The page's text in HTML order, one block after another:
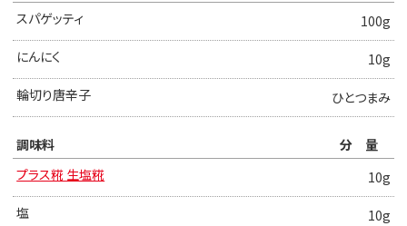
スパゲッティ
100g
にんにく
10g
輪切り唐辛子
ひとつまみ
調味料
分量
プラス糀 生塩糀
10g
塩
10g